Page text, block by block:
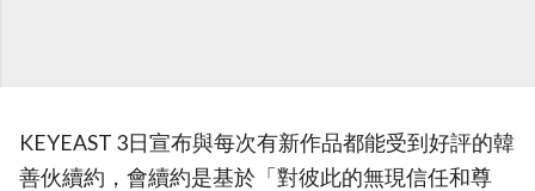
KEYEAST 3日宣布與每次有新作品都能受到好評的韓
善伙續約，會續約是基於「對彼此的無現信任和尊